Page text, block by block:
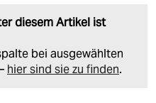
diesem Artikel ist
bei ausgewählten
hier sind sie zu finden.